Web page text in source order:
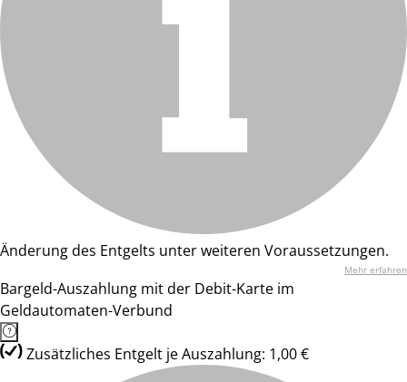
Änderung des Entgelts unter weiteren Voraussetzungen.
Mehr erfahren
Bargeld-Auszahlung mit der Debit-Karte im
Geldautomaten-Verbund
Zusätzliches Entgelt je Auszahlung: 1,00 €